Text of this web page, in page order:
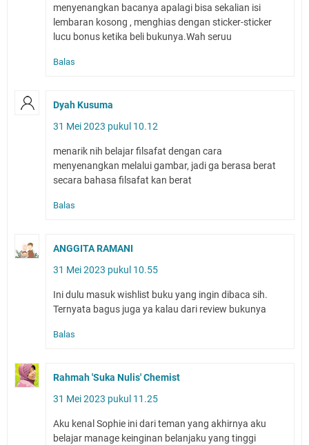
menyenangkan bacanya apalagi bisa sekalian isi
lembaran kosong , menghias dengan sticker-sticker
lucu bonus ketika beli bukunya.Wah seruu
Balas
Dyah Kusuma
31 Mei 2023 pukul 10.12
menarik nih belajar filsafat dengan cara
menyenangkan melalui gambar, jadi ga berasa berat
secara bahasa filsafat kan berat
Balas
ANGGITA RAMANI
31 Mei 2023 pukul 10.55
Ini dulu masuk wishlist buku yang ingin dibaca sih.
Ternyata bagus juga ya kalau dari review bukunya
Balas
Rahmah 'Suka Nulis' Chemist
31 Mei 2023 pukul 11.25
Aku kenal Sophie ini dari teman yang akhirnya aku
belajar manage keinginan belanjaku yang tinggi